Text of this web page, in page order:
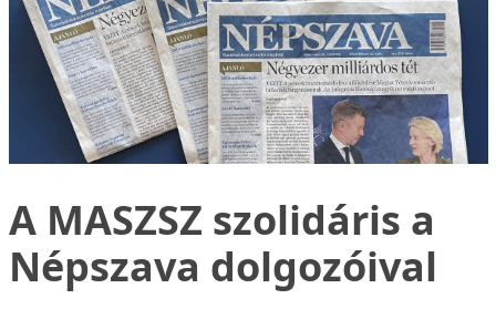
A MASZSZ szolidáris a
Népszava dolgozóival